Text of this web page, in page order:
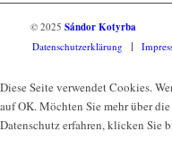
© 2025 Sándor Kotyrba
Datenschutzerklärung
Diese Seite verwendet Cookies.
auf OK. Möchten Sie mehr über
Datenschutz erfahren, klicken Sie